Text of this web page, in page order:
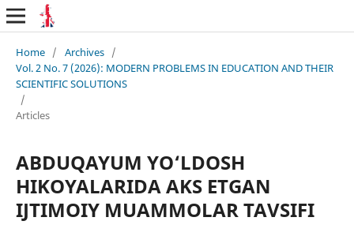
Home / Archives /
Vol. 2 No. 7 (2026): MODERN PROBLEMS IN EDUCATION AND THEIR
SCIENTIFIC SOLUTIONS
/
Articles
ABDUQAYUM YO‘LDOSH
HIKOYALARIDA AKS ETGAN
IJTIMOIY MUAMMOLAR TAVSIFI